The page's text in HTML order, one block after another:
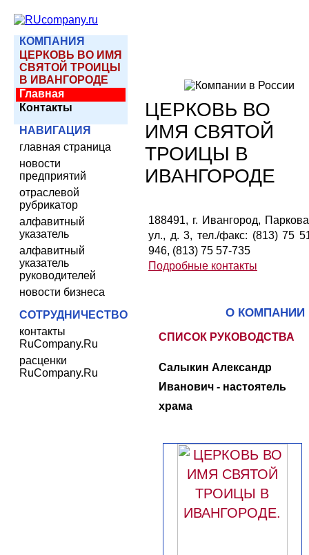
КОМПАНИЯ
ЦЕРКОВЬ ВО ИМЯ
СВЯТОЙ ТРОИЦЫ
В ИВАНГОРОДЕ
Главная
Контакты
НАВИГАЦИЯ
главная страница
новости
предприятий
отраслевой
рубрикатор
алфавитный
указатель
алфавитный
указатель
руководителей
новости бизнеса
СОТРУДНИЧЕСТВО
контакты
RuCompany.Ru
расценки
RuCompany.Ru
ЦЕРКОВЬ ВО
ИМЯ СВЯТОЙ
ТРОИЦЫ В
ИВАНГОРОДЕ
188491, г. Ивангород,
ул., д. 3, тел./факс: (813) 75
946, (813) 75 57-735
Подробные контакты
О КОМПАНИИ
СПИСОК РУКОВОДСТВА
Салыкин Александр
Иванович - настоятель
храма